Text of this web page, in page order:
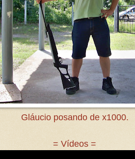
Gláucio posando de x1000.
= Vídeos =